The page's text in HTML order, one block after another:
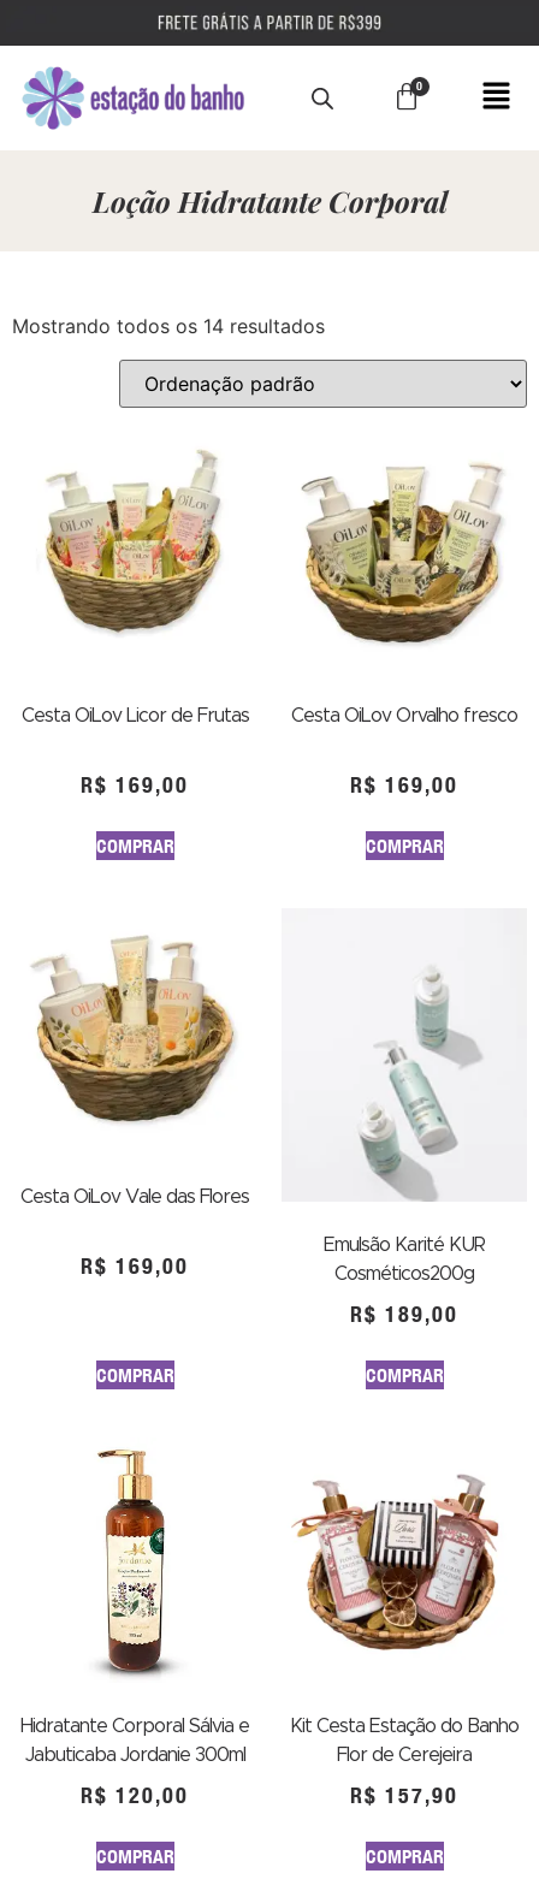
Loção Hidratante Corporal
Mostrando todos os 14 resultados
Cesta OiLov Licor de Frutas
R$ 169,00
COMPRAR
Cesta OiLov Orvalho fresco
R$ 169,00
COMPRAR
Cesta OiLov Vale das Flores
R$ 169,00
COMPRAR
Emulsão Karité KUR
Cosméticos200g
R$ 189,00
COMPRAR
Hidratante Corporal Sálvia e
Jabuticaba Jordanie 300ml
R$ 120,00
COMPRAR
Kit Cesta Estação do Banho
Flor de Cerejeira
R$ 157,90
COMPRAR